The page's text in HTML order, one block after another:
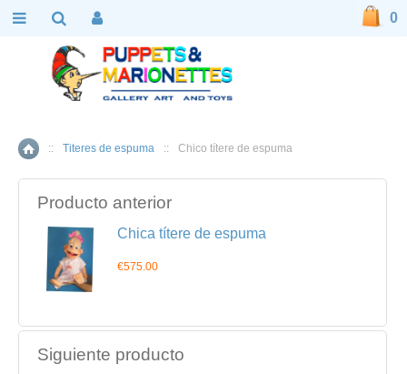
Inicio
:: Titeres de espuma :: Chico títere de espuma
Producto anterior
Chica títere de espuma
€575.00
Siguiente producto
0